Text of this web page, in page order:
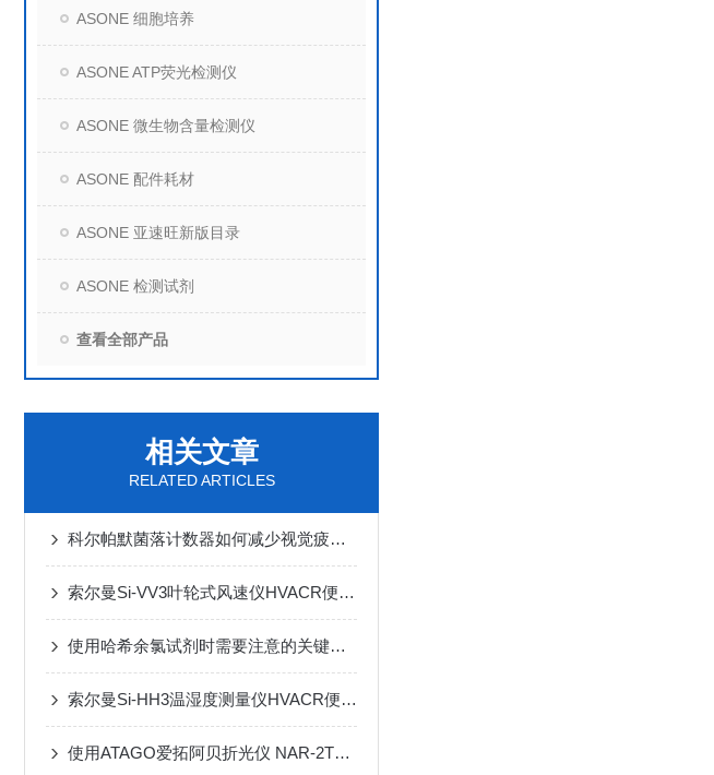
ASONE 细胞培养
ASONE ATP荧光检测仪
ASONE 微生物含量检测仪
ASONE 配件耗材
ASONE 亚速旺新版目录
ASONE 检测试剂
查看全部产品
相关文章
RELATED ARTICLES
科尔帕默菌落计数器如何减少视觉疲劳与漏计？
索尔曼Si-VV3叶轮式风速仪HVACR便携式测量仪
使用哈希余氯试剂时需要注意的关键要点
索尔曼Si-HH3温湿度测量仪HVACR便携式测量仪
使用ATAGO爱拓阿贝折光仪 NAR-2T测量光学聚酯薄膜折射率